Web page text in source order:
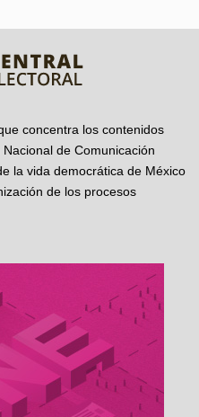
concentra los contenidos
de Comunicación
la vida democrática de México
de los procesos